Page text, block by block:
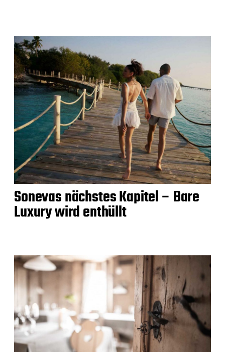
Sonevas nächstes Kapitel – Bare
Luxury wird enthüllt